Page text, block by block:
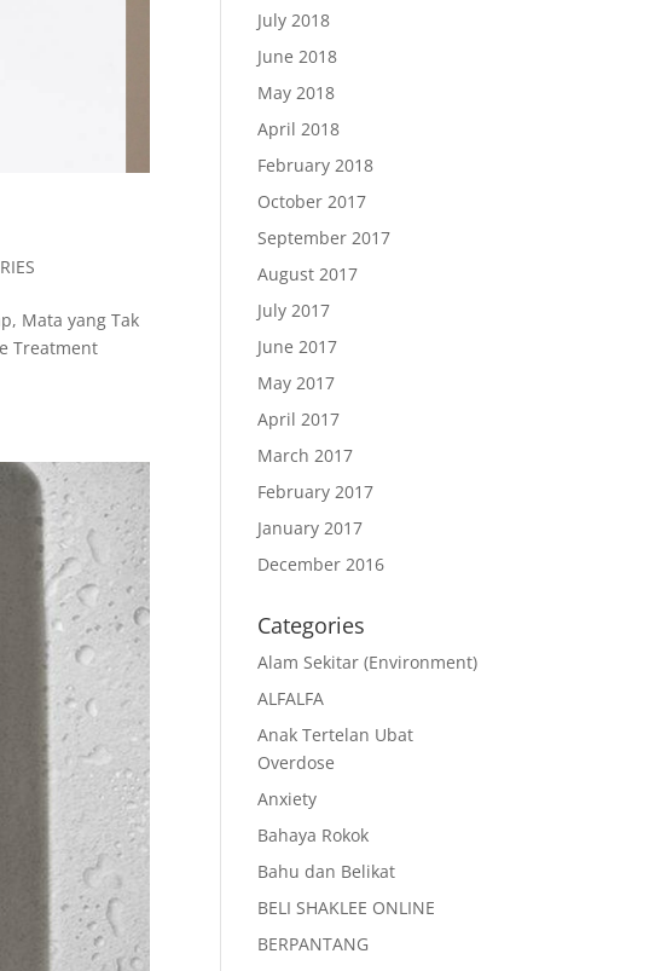
Mata yang Tak
Treatment
July 2018
June 2018
May 2018
April 2018
February 2018
October 2017
September 2017
August 2017
July 2017
June 2017
May 2017
April 2017
March 2017
February 2017
January 2017
December 2016
Categories
Alam Sekitar (Environment)
ALFALFA
Anak Tertelan Ubat
Overdose
Anxiety
Bahaya Rokok
Bahu dan Belikat
BELI SHAKLEE ONLINE
BERPANTANG